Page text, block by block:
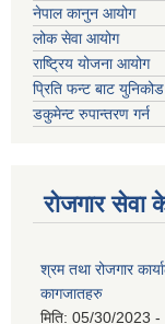
नेपाल कानुन आयोग
लोक सेवा आयोग
राष्ट्रिय योजना आयोग
प्रिति फन्ट बाट
डकुमेन्ट रुपान्तरण गर्न
रोजगार सेवा
श्रम तथा रोजगार
कागजातहरु
मिति: 05/30/2023 -